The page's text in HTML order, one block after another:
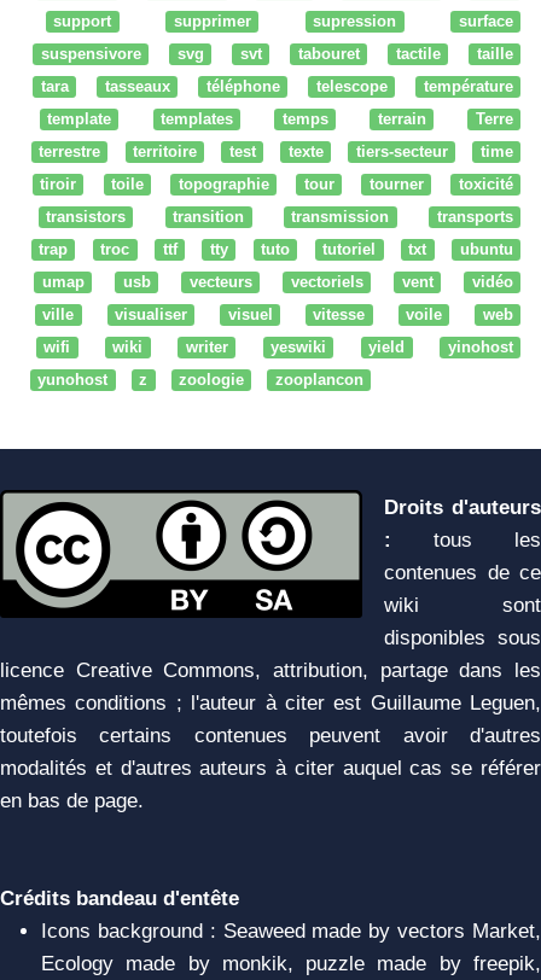
support
supprimer supression
surface
suspensivore
svg svt tabouret tactile
taille
tara
tasseaux téléphone telescope
température
template
templates temps terrain
Terre
terrestre
territoire test texte tiers-secteur
time
tiroir
toile topographie tour tourner
toxicité
transistors
transition transmission
transports
trap
troc ttf tty tuto tutoriel txt
ubuntu
umap
usb vecteurs vectoriels vent
vidéo
ville
visualiser visuel vitesse voile
web
wifi
wiki writer yeswiki yield
yinohost
yunohost
z zoologie zooplancon
Droits d'auteurs
:
tous les
contenues de ce
wiki sont
disponibles sous
licence Creative Commons, attribution, partage dans les
mêmes conditions ; l'auteur à citer est Guillaume Leguen,
toutefois certains contenues peuvent avoir d'autres
modalités et d'autres auteurs à citer auquel cas se référer
en bas de page.
Crédits bandeau d'entête
Icons background : Seaweed made by vectors Market,
Ecology made by monkik, puzzle made by freepik,